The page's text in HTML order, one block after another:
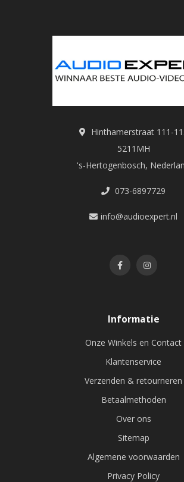
Hinthamerstraat 111-
5211MH
's-Hertogenbosch,
073-6897729
info@audioexpert.nl
Informatie
Onze Winkels en Contact
Klantenservice
Verzenden & retourneren
Betaalmethoden
Over ons
Sitemap
Algemene voorwaarden
Privacy Policy